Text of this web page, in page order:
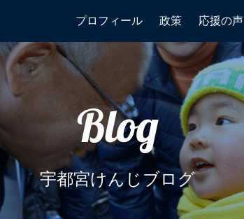
プロフィール 政策 応援の声
Blog
宇都宮けんじブログ